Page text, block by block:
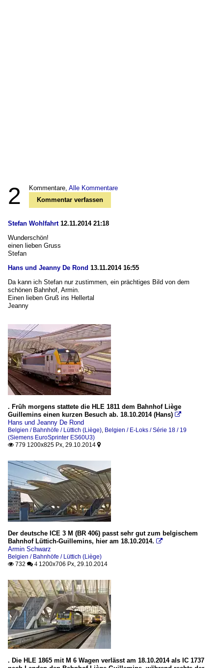
2 Kommentare, Alle Kommentare
Kommentar verfassen
Stefan Wohlfahrt12.11.2014 21:18
Wunderschön!
einen lieben Gruss
Stefan
Hans und Jeanny De Rond 13.11.2014 16:55
Da kann ich Stefan nur zustimmen, ein prächtiges Bild von dem
schönen Bahnhof, Armin.
Einen lieben Gruß ins Hellertal
Jeanny
. Früh morgens stattete die HLE 1811 dem Bahnhof Liège
Guillemins einen kurzen Besuch ab. 18.10.2014 (Hans) 
Hans und Jeanny De Rond
Belgien / Bahnhöfe / Lüttich (Liège), Belgien / E-Loks / Série 18 / 19
(Siemens EuroSprinter ES60U3)
 779 1200x825 Px, 29.10.2014 
Der deutsche ICE 3 M (BR 406) passt sehr gut zum belgischem
Bahnhof Lüttich-Guillemins, hier am 18.10.2014. 
Armin Schwarz
Belgien / Bahnhöfe / Lüttich (Liège)
 732  4 1200x706 Px, 29.10.2014
. Die HLE 1865 mit M 6 Wagen verlässt am 18.10.2014 als IC 1737